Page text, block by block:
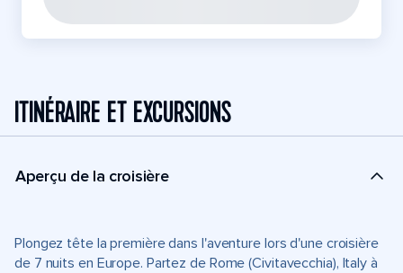
ITINÉRAIRE ET EXCURSIONS
Aperçu de la croisière
Plongez tête la première dans l'aventure lors d'une croisière
de 7 nuits en Europe. Partez de Rome (Civitavecchia), Italy à